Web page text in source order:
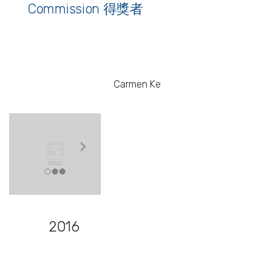
Commission 得獎者
Carmen Ke
2016